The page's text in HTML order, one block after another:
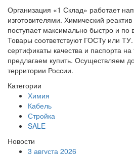
Организация «1 Склад» работает
изготовителями. Химический
поступает максимально быстро и по
Товары соответствуют ГОСТу или
сертификаты качества и паспорта
предлагаем купить. Осуществляем
территории России.
Категории
Химия
Кабель
Стройка
SALE
Новости
3 августа 2026